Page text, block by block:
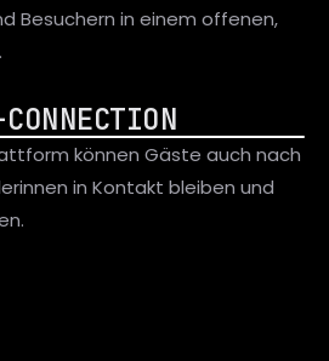
Besuchern in einem offenen,
können Gäste auch nach
in Kontakt bleiben und